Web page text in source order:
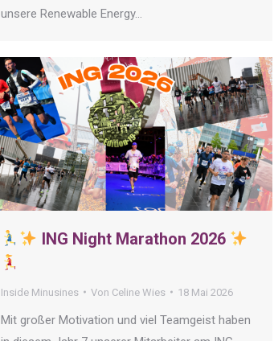
unsere Renewable Energy…
ING Night Marathon 2026
Inside Minusines Von Celine Wies 18 Mai 2026
Mit großer Motivation und viel Teamgeist haben